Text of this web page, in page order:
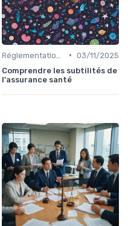
• 03/11/2025
Comprendre les subtilités de
l'assurance santé